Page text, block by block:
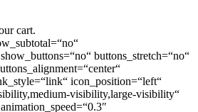
cart.
buttons_stretch=“no“
icon_position=“left“
visibility,large-visibility“